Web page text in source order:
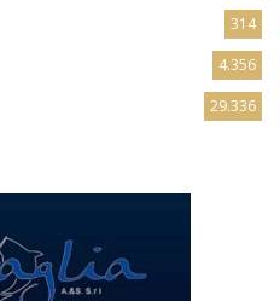
314
4.356
29.336